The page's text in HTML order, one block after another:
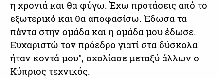
η χρονιά και θα φύγω. Έχω προτάσεις από το
εξωτερικό και θα αποφασίσω. Έδωσα τα
πάντα στην ομάδα και η ομάδα μου έδωσε.
Ευχαριστώ τον πρόεδρο γιατί στα δύσκολα
ήταν κοντά μου", σχολίασε μεταξύ άλλων ο
Κύπριος τεχνικός.